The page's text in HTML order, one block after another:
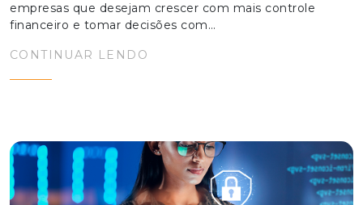
empresas que desejam crescer com mais controle
financeiro e tomar decisões com…
CONTINUAR LENDO